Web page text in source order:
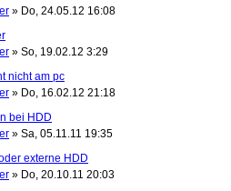
» Do, 24.05.12 16:08
» So, 19.02.12 3:29
nicht am pc
» Do, 16.02.12 21:18
bei HDD
» Sa, 05.11.11 19:35
externe HDD
» Do, 20.10.11 20:03